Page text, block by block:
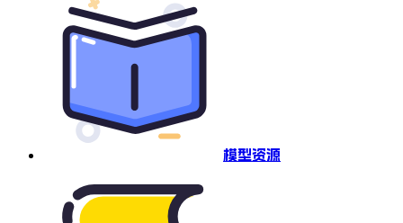
模型资源